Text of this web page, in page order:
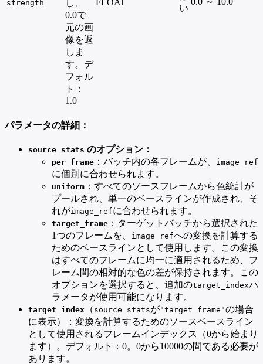
strength
し、
0.0で
元の画
像を返
しま
す。デ
フォル
ト：
1.0
FLOAT
い
パラメータの詳細：
source_stats のオプション：
per_frame ：バッチ内の各フレームが、 image_ref
に個別に合わせられます。
uniform ：すべてのソースフレームから色統計が
プールされ、単一のベースラインが作成され、そ
れがimage_refに合わせられます。
target_frame ：ターゲットバッチから選択された
1つのフレームを、
image_refへの変換を計算する
ためのベースラインとして使用します。この変換
はすべてのフレームに均一に適用されるため、フ
レーム間の相対的な色の差が保持されます。この
オプションを選択すると、追加のtarget_indexパ
ラメータが使用可能になります。
target_index （ source_statsが"target_frame"の場合
に表示）：変換を計算するためのソースベースライン
として使用されるフレームインデックス（0から始まり
ます）。デフォルト：0。0から10000の間である必要が
あります。